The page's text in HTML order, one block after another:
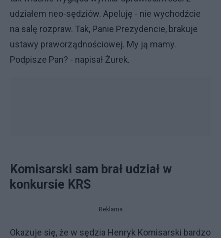
udziałem neo-sędziów. Apeluję - nie wychodźcie
na salę rozpraw. Tak, Panie Prezydencie, brakuje
ustawy praworządnościowej. My ją mamy.
Podpisze Pan? - napisał Żurek.
Komisarski sam brał udział w
konkursie KRS
Reklama
Okazuje się, że w sędzia Henryk Komisarski bardzo